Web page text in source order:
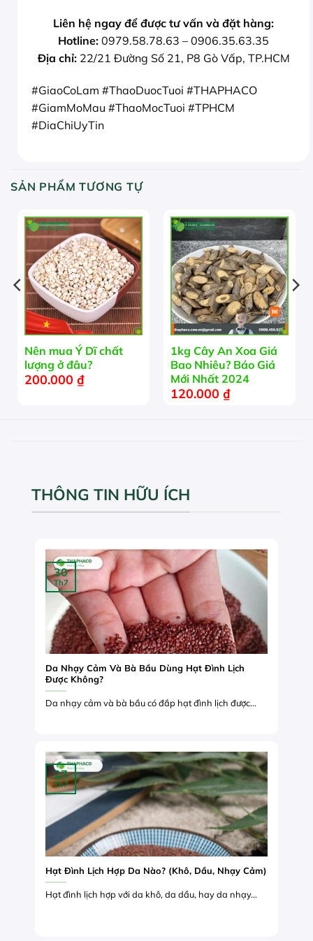
Liên hệ ngay để được tư vấn và đặt hàng:
Hotline: 0979.58.78.63 – 0906.35.63.35
Địa chỉ:22/21 Đường Số 21, P8 Gò Vấp, TP.HCM
#GiaoCoLam #ThaoDuocTuoi #THAPHACO
#GiamMoMau #ThaoMocTuoi #TPHCM
#DiaChiUyTin
SẢN PHẨM TƯƠNG TỰ
Nên mua Ý Dĩ chất
lượng ở đâu?
200.000 ₫
1kg Cây An Xoa Giá
Bao Nhiêu? Báo Giá
Mới Nhất 2024
120.000 ₫
THÔNG TIN HỮU ÍCH
Da Nhạy Cảm Và Bà Bầu Dùng Hạt Đình Lịch
Được Không?
Da nhạy cảm và bà bầu có đắp hạt đình lịch được...
30
Th7
Hạt Đình Lịch Hợp Da Nào? (Khô, Dầu, Nhạy Cảm)
Hạt đình lịch hợp với da khô, da dầu, hay da nhạy...
27
Th7